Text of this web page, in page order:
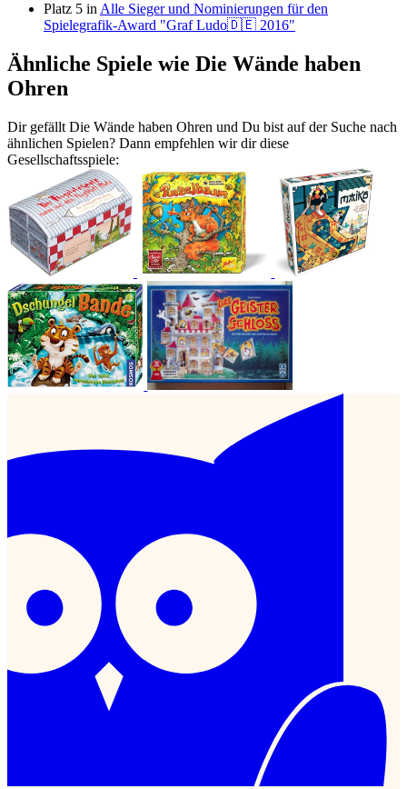
Platz 5 in Alle Sieger und Nominierungen für den
Spielegrafik-Award "Graf Ludo🇩🇪 2016"
Ähnliche Spiele wie Die Wände haben
Ohren
Dir gefällt Die Wände haben Ohren und Du bist auf der Suche nach
ähnlichen Spielen? Dann empfehlen wir dir diese
Gesellschaftsspiele: